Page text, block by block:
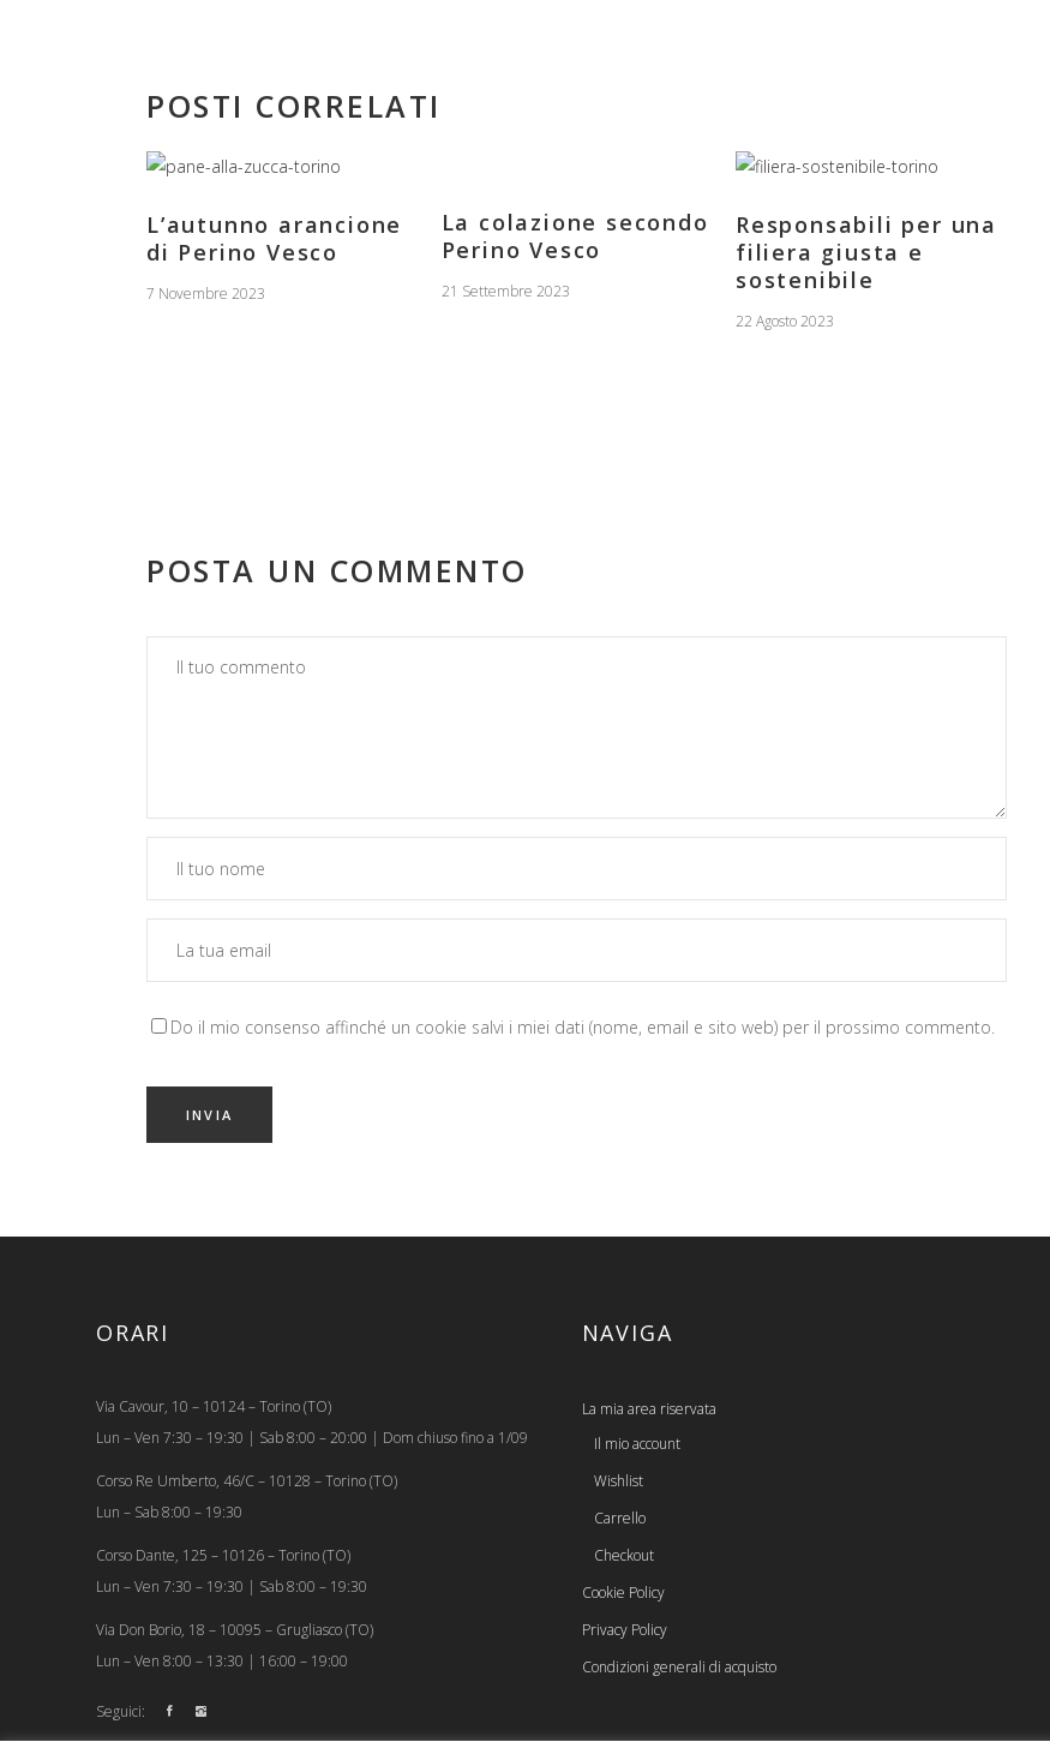
POSTI CORRELATI
L’autunno arancione
di Perino Vesco
7 Novembre 2023
La colazione secondo
Perino Vesco
21 Settembre 2023
Responsabili per una
filiera giusta e
sostenibile
22 Agosto 2023
POSTA UN COMMENTO
Do il mio consenso affinché un cookie salvi i miei dati (nome, email e sito web) per il prossimo commento.
ORARI
Via Cavour, 10 – 10124 – Torino (TO)
Lun – Ven 7:30 – 19:30 | Sab 8:00 – 20:00 | Dom chiuso fino a 1/09
Corso Re Umberto, 46/C – 10128 – Torino (TO)
Lun – Sab 8:00 – 19:30
Corso Dante, 125 – 10126 – Torino (TO)
Lun – Ven 7:30 – 19:30 | Sab 8:00 – 19:30
Via Don Borio, 18 – 10095 – Grugliasco (TO)
Lun – Ven 8:00 – 13:30 | 16:00 – 19:00
Seguici:
NAVIGA
La mia area riservata
Il mio account
Wishlist
Carrello
Checkout
Cookie Policy
Privacy Policy
Condizioni generali di acquisto